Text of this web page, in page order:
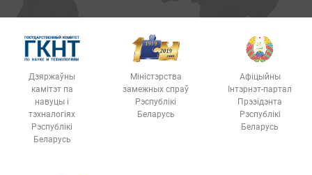
Дзяржаўны
камітэт па
навуцы і
тэхналогіях
Рэспублікі
Беларусь
Міністэрства
замежных спраў
Рэспублікі
Беларусь
Афіцыйны
Інтэрнэт-партал
Прэзідэнта
Рэспублікі
Беларусь